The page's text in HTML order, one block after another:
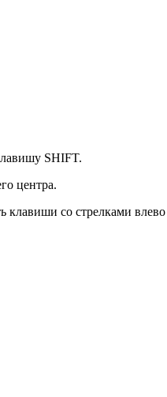
SHIFT.
центра.
клавиши со стрелками